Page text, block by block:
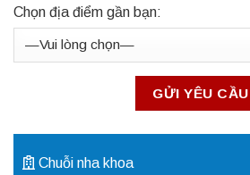
Chọn địa điểm gần bạn:
Chuỗi nha khoa